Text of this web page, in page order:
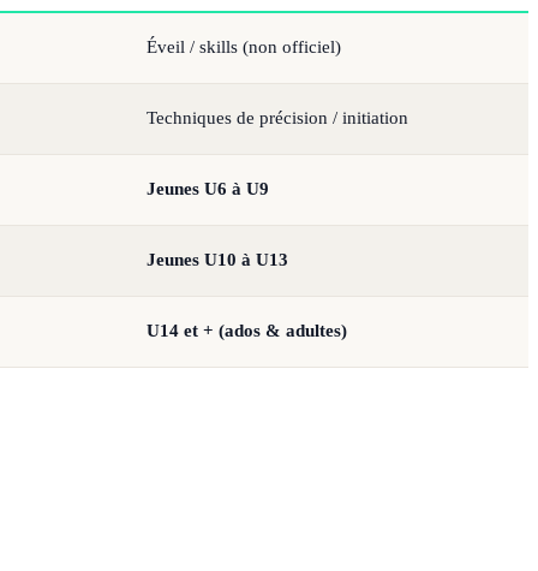
Éveil / skills (non officiel)
Techniques de précision / initiation
Jeunes U6 à U9
Jeunes U10 à U13
U14 et + (ados & adultes)